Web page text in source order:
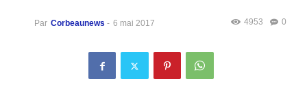
Par Corbeaunews - 6 mai 2017 0
4953